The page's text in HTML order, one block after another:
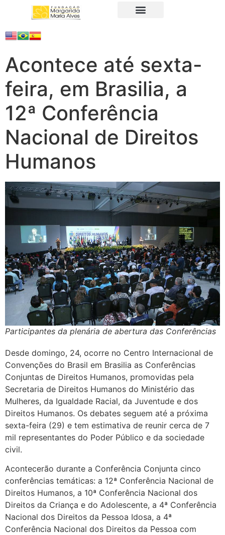
Acontece até sexta-
feira, em Brasilia, a
12ª Conferência
Nacional de Direitos
Humanos
Participantes da plenária de abertura das Conferências
Desde domingo, 24, ocorre no Centro Internacional de
Convenções do Brasil em Brasilia as Conferências
Conjuntas de Direitos Humanos, promovidas pela
Secretaria de Direitos Humanos do Ministério das
Mulheres, da Igualdade Racial, da Juventude e dos
Direitos Humanos. Os debates seguem até a próxima
sexta-feira (29) e tem estimativa de reunir cerca de 7
mil representantes do Poder Público e da sociedade
civil.
Acontecerão durante a Conferência Conjunta cinco
conferências temáticas: a 12ª Conferência Nacional de
Direitos Humanos, a 10ª Conferência Nacional dos
Direitos da Criança e do Adolescente, a 4ª Conferência
Nacional dos Direitos da Pessoa Idosa, a 4ª
Conferência Nacional dos Direitos da Pessoa com